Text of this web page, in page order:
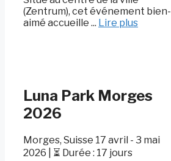
(Zentrum), cet événement bien-
aimé accueille ... Lire plus
Luna Park Morges
2026
Morges, Suisse 17 avril - 3 mai
2026 | ⏳ Durée : 17 jours